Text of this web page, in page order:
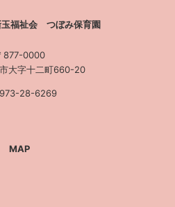
玉福祉会 つぼみ保育園
877-0000
大字十二町660-20
28-6269
MAP